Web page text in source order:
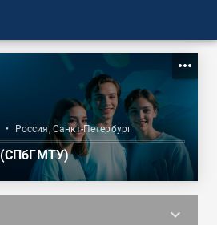
more_horiz
• Россия, Санкт-Петербург
(СПбГМТУ)
keyboard_arrow_down